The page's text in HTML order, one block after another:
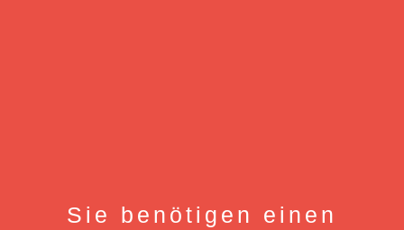
Sie benötigen einen